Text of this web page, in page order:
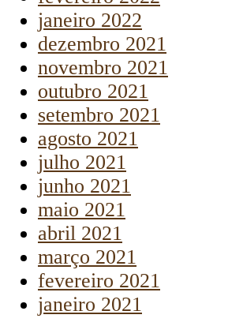
janeiro 2022
dezembro 2021
novembro 2021
outubro 2021
setembro 2021
agosto 2021
julho 2021
junho 2021
maio 2021
abril 2021
março 2021
fevereiro 2021
janeiro 2021